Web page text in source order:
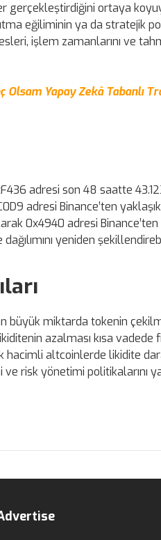
ortaya
eğiliminin ya da stratejik
işlem zamanlarını ve
Olsam Yapay Zekâ Tabanlı
adresi son 48 saatte
adresi Binance’ten
0x4940 adresi Binance’ten
yeniden
büyük miktarda tokenin
azalması kısa
hacimli altcoinlerde likidite
risk yönetimi politikalarını